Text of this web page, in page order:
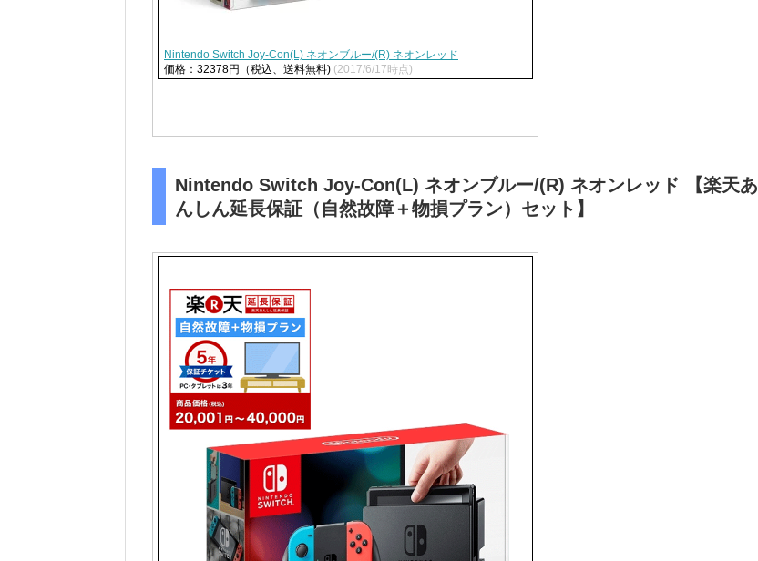
Nintendo Switch Joy-Con(L) ネオンブルー/(R) ネオンレッド
価格：32378円（税込、送料無料) (2017/6/17時点)
Nintendo Switch Joy-Con(L) ネオンブルー/(R) ネオンレッド 【楽天あ
んしん延長保証（自然故障＋物損プラン）セット】